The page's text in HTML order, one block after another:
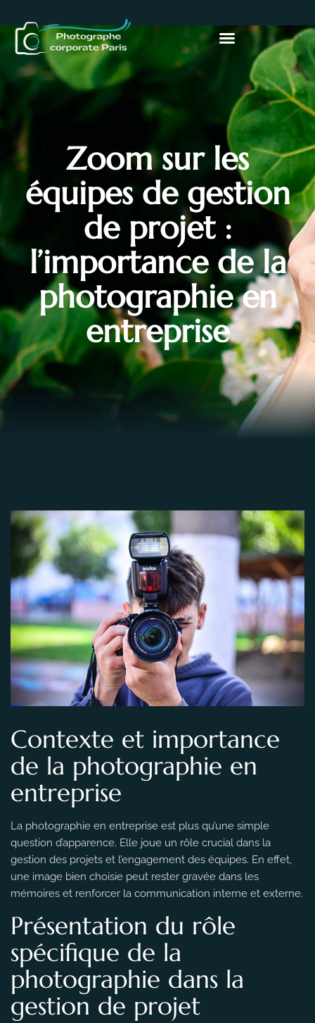
Zoom sur les
équipes de gestion
de projet :
l’importance de la
photographie en
entreprise
Contexte et importance
de la photographie en
entreprise
La photographie en entreprise est plus qu’une simple
question d’apparence. Elle joue un rôle crucial dans la
gestion des projets et l’engagement des équipes. En effet,
une image bien choisie peut rester gravée dans les
mémoires et renforcer la communication interne et externe.
Présentation du rôle
spécifique de la
photographie dans la
gestion de projet